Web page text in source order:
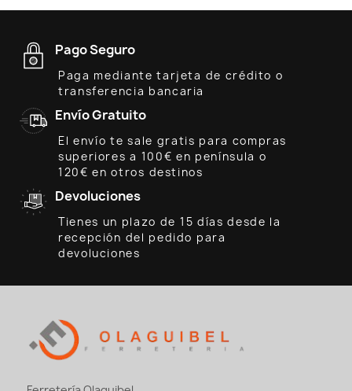
Pago Seguro
Paga mediante tarjeta de crédito o
transferencia bancaria
Envío Gratuito
El envío te sale gratis para compras
superiores a 100€ en península o
120€ en otros destinos
Devoluciones
Tienes un plazo de 15 días desde la
recepción del pedido para
devoluciones